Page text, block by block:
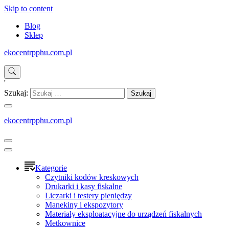
Skip to content
Blog
Sklep
ekocentrpphu.com.pl
'
Szukaj:
ekocentrpphu.com.pl
Kategorie
Czytniki kodów kreskowych
Drukarki i kasy fiskalne
Liczarki i testery pieniędzy
Manekiny i ekspozytory
Materiały eksploatacyjne do urządzeń fiskalnych
Metkownice